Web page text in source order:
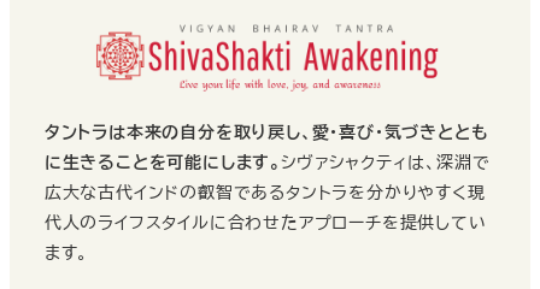
タントラは本来の自分を取り戻し、愛・喜び・気づきととも
に生きることを可能にします。シヴァシャクティは、深淵で
広大な古代インドの叡智であるタントラを分かりやすく現
代人のライフスタイルに合わせたアプローチを提供してい
ます。